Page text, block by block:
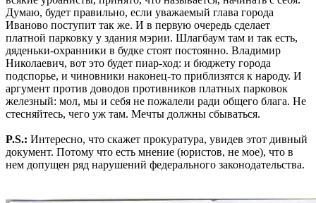
Думаю, будет правильно, если уважаемый глава города
Иваново поступит так же. И в первую очередь сделает
платной парковку у здания мэрии. Шлагбаум там и так есть,
дяденьки-охранники в будке стоят постоянно. Владимир
Николаевич, вот это будет пиар-ход: и бюджету города
подспорье, и чиновники наконец-то приблизятся к народу. И
аргумент против доводов противников платных парковок
железный: мол, мы и себя не пожалели ради общего блага. Не
стесняйтесь, чего уж там. Мечты должны сбываться.
P.S.: Интересно, что скажет прокуратура, увидев этот дивный
документ. Потому что есть мнение (юристов, не мое), что в
нем допущен ряд нарушений федерального законодательства.